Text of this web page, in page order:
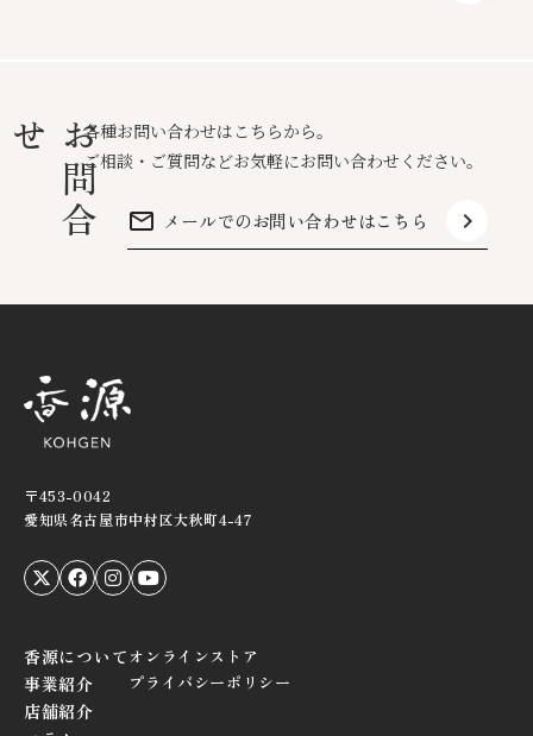
お
問
合
せ
各種お問い合わせはこちらから。
ご相談・ご質問などお気軽にお問い合わせください。
mail_outline メールでのお問い合わせはこちら keyboard_arrow_right
〒453-0042
愛知県名古屋市中村区大秋町4-47
香源について
事業紹介
店舗紹介
オンラインストア
プライバシーポリシー